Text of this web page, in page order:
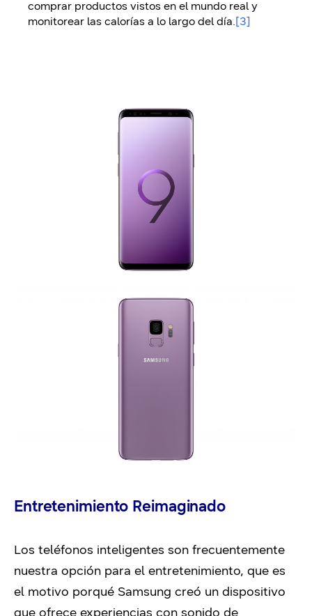
comprar productos vistos en el mundo real y
monitorear las calorías a lo largo del día.[3]
Entretenimiento Reimaginado
Los teléfonos inteligentes son frecuentemente
nuestra opción para el entretenimiento, que es
el motivo porqué Samsung creó un dispositivo
que ofrece experiencias con sonido de